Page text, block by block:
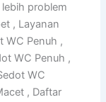
problem
, Layanan
WC Penuh ,
WC Penuh ,
WC
, Daftar